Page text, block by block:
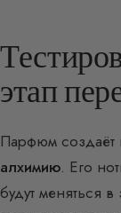
этап
Парфюм
алхимию. Его
будут меняться